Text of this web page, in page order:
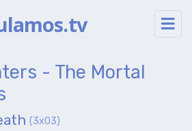
- The Mortal
(3x03)